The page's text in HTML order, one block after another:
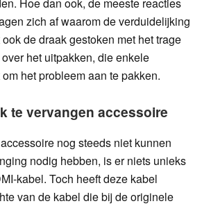
Hoe dan ook, de meeste reacties
zich af waarom de verduidelijking
de draak gestoken met het trage
het uitpakken, die enkele
het probleem aan te pakken.
te vervangen accessoire
nog steeds niet kunnen
nodig hebben, is er niets unieks
kabel. Toch heeft deze kabel
van de kabel die bij de originele